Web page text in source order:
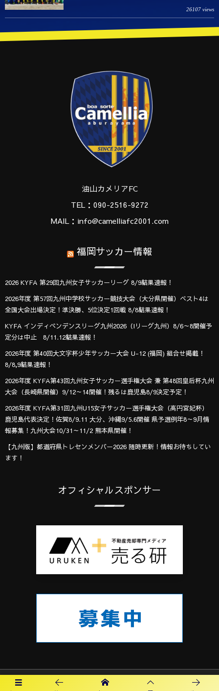
26107 views
油山カメリアFC
TEL：090-2516-9272
MAIL：info@camelliafc2001.com
福岡サッカー情報
2026 KYFA 第29回九州女子サッカーリーグ 8/9結果速報！
2026年度 第57回九州中学校サッカー競技大会（大分県開催）ベスト4は
全国大会出場決定！準決勝、5位決定1回戦 8/8結果速報！
KYFA インディペンデンスリーグ九州2026（Iリーグ九州）8/6～8開催予
定分は中止 8/11.12結果速報！
2026年度 第40回大文字杯少年サッカー大会 U-12 (福岡) 組合せ掲載！
8/8,9結果速報！
2026年度 KYFA第43回九州女子サッカー選手権大会 兼 第48回皇后杯九州
大会（長崎県開催）9/12～14開催！残るは鹿児島8/9決定予定！
2026年度 KYFA第31回九州U15女子サッカー選手権大会（高円宮妃杯）
鹿児島代表決定！佐賀8/9.11 大分、沖縄9/5.6開催 県予選例年8～9月情
報募集！九州大会10/31～11/2 熊本県開催！
【九州版】都道府県トレセンメンバー2026 随時更新！情報お待ちしてい
ます！
オフィシャルスポンサー
プライバシーポリシー